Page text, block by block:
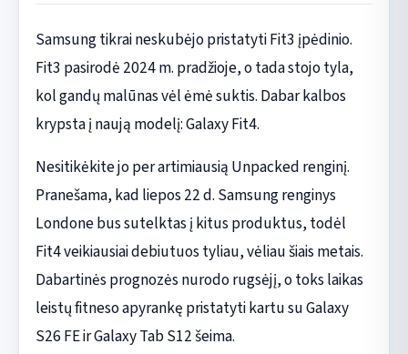
Samsung tikrai neskubėjo pristatyti Fit3 įpėdinio.
Fit3 pasirodė 2024 m. pradžioje, o tada stojo tyla,
kol gandų malūnas vėl ėmė suktis. Dabar kalbos
krypsta į naują modelį: Galaxy Fit4.
Nesitikėkite jo per artimiausią Unpacked renginį.
Pranešama, kad liepos 22 d. Samsung renginys
Londone bus sutelktas į kitus produktus, todėl
Fit4 veikiausiai debiutuos tyliau, vėliau šiais metais.
Dabartinės prognozės nurodo rugsėjį, o toks laikas
leistų fitneso apyrankę pristatyti kartu su Galaxy
S26 FE ir Galaxy Tab S12 šeima.